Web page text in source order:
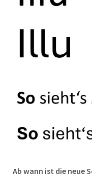
Ab wann ist die neue